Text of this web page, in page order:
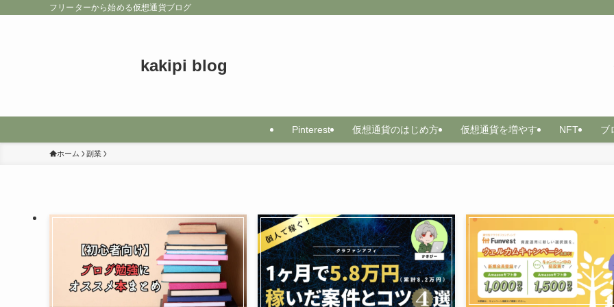
フリーターから始める仮想通貨ブログ
kakipi blog
Pinterest 仮想通貨のはじめ方 仮想通貨を増やす NFT ブ
ホーム 副業